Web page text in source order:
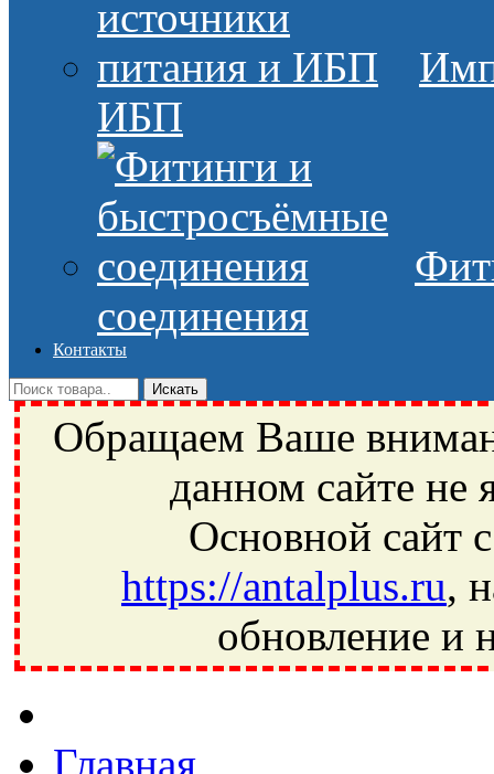
ИБП
соединения
Контакты
Обращаем Ваше
данном сайте не
Основной сайт
https://antalplus.ru,
обновление и
Ивантеевка, подшипники, пневматика, метизы, техника,
Главная